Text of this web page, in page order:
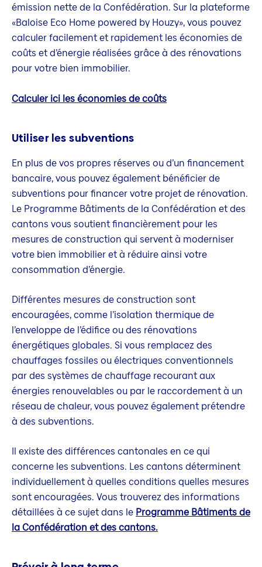
émission nette de la Confédération. Sur la plateforme
«Baloise Eco Home powered by Houzy», vous pouvez
calculer facilement et rapidement les économies de
coûts et d’énergie réalisées grâce à des rénovations
pour votre bien immobilier.
Calculer ici les économies de coûts
Utiliser les subventions
En plus de vos propres réserves ou d’un financement
bancaire, vous pouvez également bénéficier de
subventions pour financer votre projet de rénovation.
Le Programme Bâtiments de la Confédération et des
cantons vous soutient financièrement pour les
mesures de construction qui servent à moderniser
votre bien immobilier et à réduire ainsi votre
consommation d’énergie.
Différentes mesures de construction sont
encouragées, comme l’isolation thermique de
l’enveloppe de l’édifice ou des rénovations
énergétiques globales. Si vous remplacez des
chauffages fossiles ou électriques conventionnels
par des systèmes de chauffage recourant aux
énergies renouvelables ou par le raccordement à un
réseau de chaleur, vous pouvez également prétendre
à des subventions.
Il existe des différences cantonales en ce qui
concerne les subventions. Les cantons déterminent
individuellement à quelles conditions quelles mesures
sont encouragées. Vous trouverez des informations
détaillées à ce sujet dans le Programme Bâtiments de
la Confédération et des cantons.